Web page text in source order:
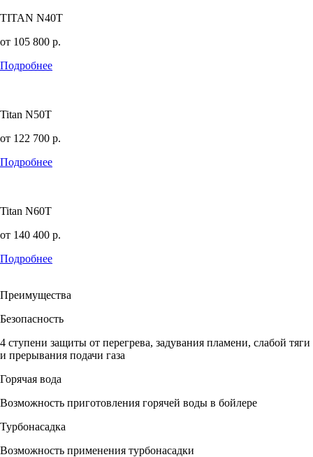
TITAN N40T
от 105 800 р.
Подробнее
Titan N50T
от 122 700 р.
Подробнее
Titan N60T
от 140 400 р.
Подробнее
Преимущества
Безопасность
4 ступени защиты от перегрева, задувания пламени, слабой тяги
и прерывания подачи газа
Горячая вода
Возможность приготовления горячей воды в бойлере
Турбонасадка
Возможность применения турбонасадки